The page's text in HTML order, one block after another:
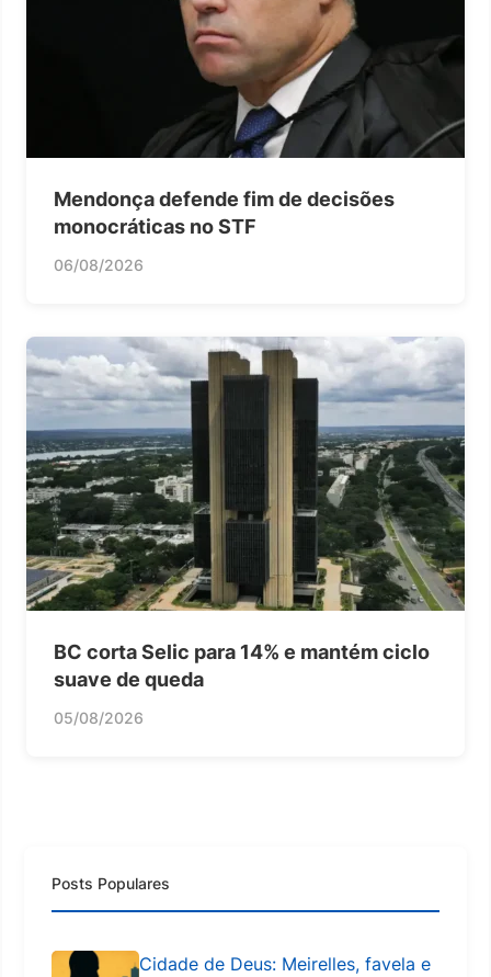
Mendonça defende fim de decisões
monocráticas no STF
06/08/2026
BC corta Selic para 14% e mantém ciclo
suave de queda
05/08/2026
Posts Populares
Cidade de Deus: Meirelles, favela e